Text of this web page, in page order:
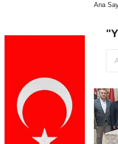
Ana